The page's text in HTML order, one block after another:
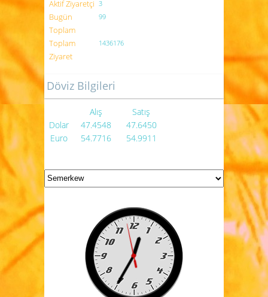
Bugün
Toplam
99
Toplam
Ziyaret
1436176
Döviz Bilgileri
Alış
Satış
Dolar
47.4548
47.6450
Euro
54.7716 54.9911